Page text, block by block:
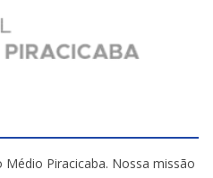
Piracicaba. Nossa missão